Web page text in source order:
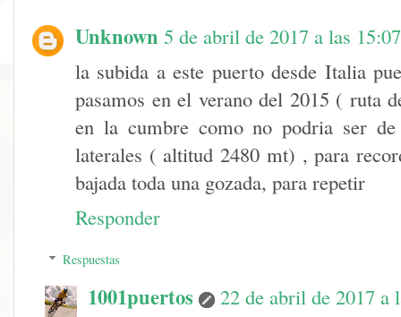
Unknown 5 de abril de 2017 a las 15:07
la subida a este puerto desde Italia
pasamos en el verano del 2015 ( ruta
en la cumbre como no podria ser
laterales ( altitud 2480 mt) , para
bajada toda una gozada, para repetir
Responder
Respuestas
1001puertos
22 de abril de 2017 a